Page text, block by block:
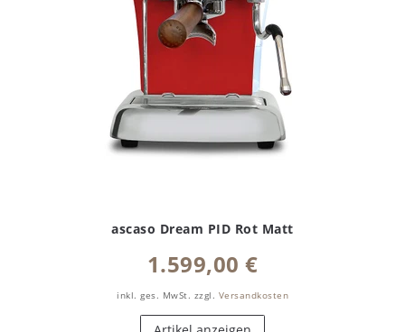
ascaso Dream PID Rot Matt
1.599,00 €
inkl. ges. MwSt. zzgl. Versandkosten